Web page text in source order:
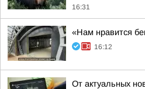
16:31
«Нам нравится
16:12
От актуальных